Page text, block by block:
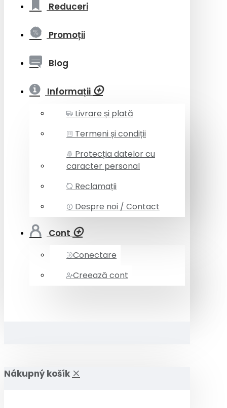
Reduceri
Promoții
Blog
Informații
Livrare și plată
Termeni și condiții
Protecția datelor cu
caracter personal
Reclamații
Despre noi / Contact
Cont
Conectare
Creează cont
Nákupný košík